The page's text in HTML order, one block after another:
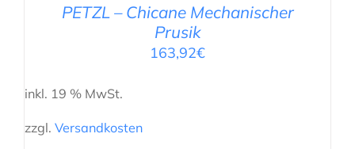
PETZL – Chicane Mechanischer
Prusik
163,92€
inkl. 19 % MwSt.
zzgl. Versandkosten